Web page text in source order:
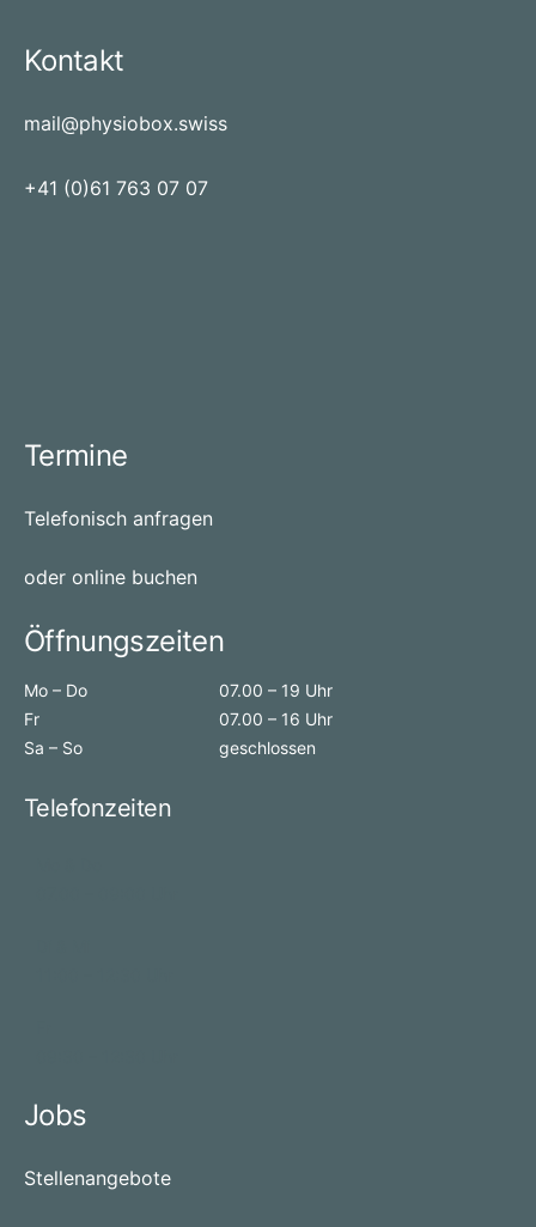
Kontakt
mail@physiobox.swiss
+41 (0)61 763 07 07
Termine
Telefonisch anfragen
oder online buchen
Öffnungszeiten
Mo – Do
07.00 – 19 Uhr
Fr
07.00 – 16 Uhr
Sa – So
geschlossen
Telefonzeiten
Jobs
Stellenangebote